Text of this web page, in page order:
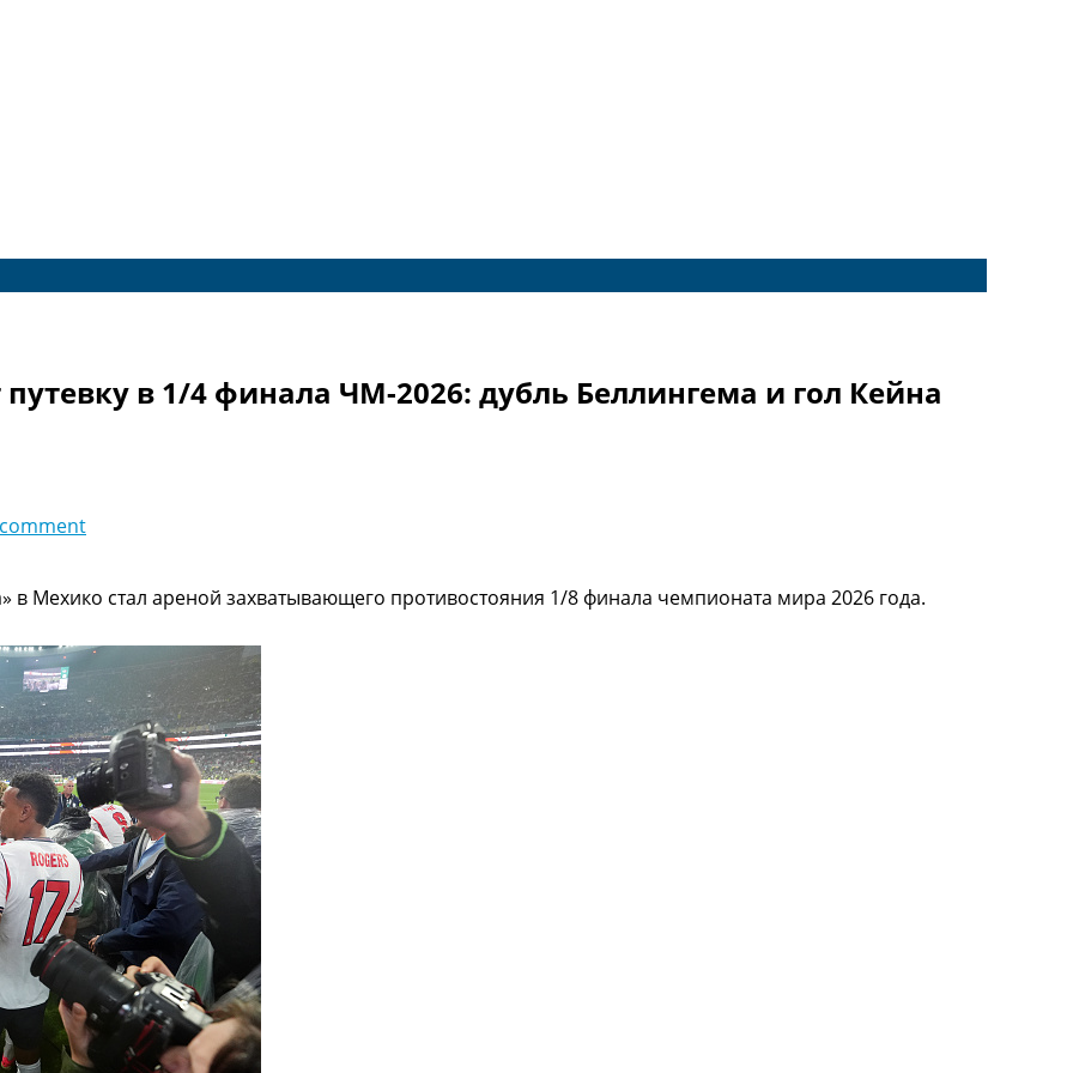
в 1/4 финала ЧМ-2026: дубль Беллингема и гол Кейна
в Мехико стал ареной захватывающего противостояния 1/8 финала чемпионата мира 2026 года.